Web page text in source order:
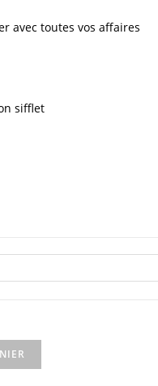
avec toutes vos affaires
sifflet